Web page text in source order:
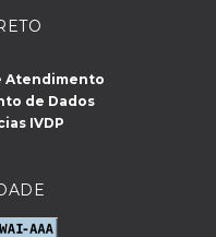
Atendimento
de Dados
IVDP